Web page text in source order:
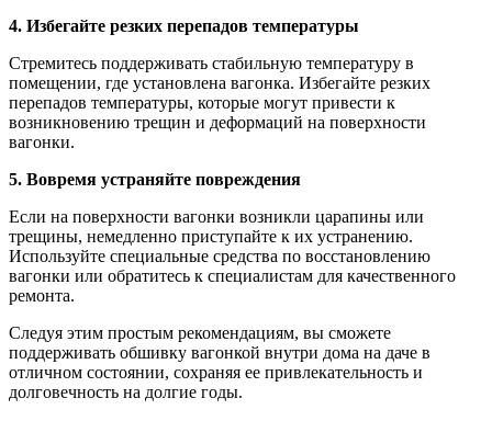
4. Избегайте резких перепадов температуры
Стремитесь поддерживать стабильную температуру в
помещении, где установлена вагонка. Избегайте резких
перепадов температуры, которые могут привести к
возникновению трещин и деформаций на поверхности
вагонки.
5. Вовремя устраняйте повреждения
Если на поверхности вагонки возникли царапины или
трещины, немедленно приступайте к их устранению.
Используйте специальные средства по восстановлению
вагонки или обратитесь к специалистам для качественного
ремонта.
Следуя этим простым рекомендациям, вы сможете
поддерживать обшивку вагонкой внутри дома на даче в
отличном состоянии, сохраняя ее привлекательность и
долговечность на долгие годы.